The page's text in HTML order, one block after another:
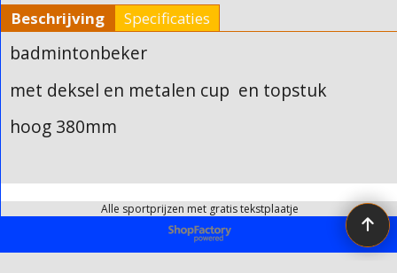
Beschrijving Specificaties
badmintonbeker
met deksel en metalen cup en topstuk
hoog 380mm
Alle sportprijzen met gratis tekstplaatje
Webwinkel gemaakt met ShopFactory webwinkel software.